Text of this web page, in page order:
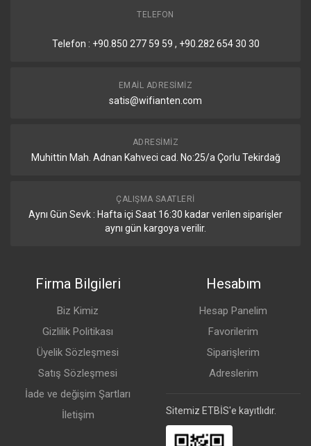
TELEFON
Telefon : +90.850 277 59 59 , +90.282 654 30 30
EMAIL ADRESIMIZ
satis@wifianten.com
ADRESIMIZ
Muhittin Mah. Adnan Kahveci cad. No:25/a Çorlu Tekirdağ
ÇALIŞMA SAATLERI
Aynı Gün Sevk : Hafta içi Saat 16:30 kadar verilen siparişler
aynı gün kargoya verilir.
Firma Bilgileri
Biz Kimiz
Gizlilik Politikası
Üyelik Sözleşmesi
Satış Sözleşmesi
İade ve değişim Şartları
İletişim
Hesabım
Hesap Panelim
Favorilerim
Siparişlerim
Adreslerim
Sitemiz ETBİS'e kayıtlıdır.